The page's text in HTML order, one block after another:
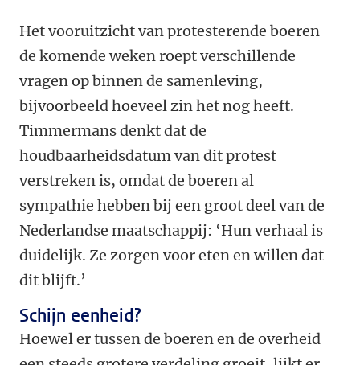
Het vooruitzicht van protesterende boeren
de komende weken roept verschillende
vragen op binnen de samenleving,
bijvoorbeeld hoeveel zin het nog heeft.
Timmermans denkt dat de
houdbaarheidsdatum van dit protest
verstreken is, omdat de boeren al
sympathie hebben bij een groot deel van de
Nederlandse maatschappij: ‘Hun verhaal is
duidelijk. Ze zorgen voor eten en willen dat
dit blijft.’
Schijn eenheid?
Hoewel er tussen de boeren en de overheid